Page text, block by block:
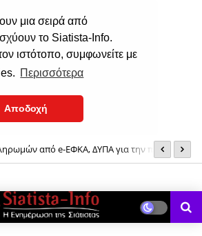
μια σειρά από
το Siatista-Info.
ιστότοπο, συμφωνείτε με
Περισσότερα
Αποδοχή
Ματθίας ο Απόστολος - Άγιος Ευθύμιος